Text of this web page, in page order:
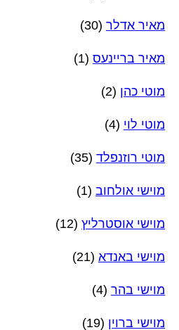
מאיר אדלר (30)
מאיר בריינעס (1)
מוטי כהן (2)
מוטי לוי (4)
מוטי רוזנפלד (35)
מוישי אולחוב (1)
מוישי אוסטרליץ (12)
מוישי באנדא (21)
מוישי בהר (4)
מוישי ברוין (19)